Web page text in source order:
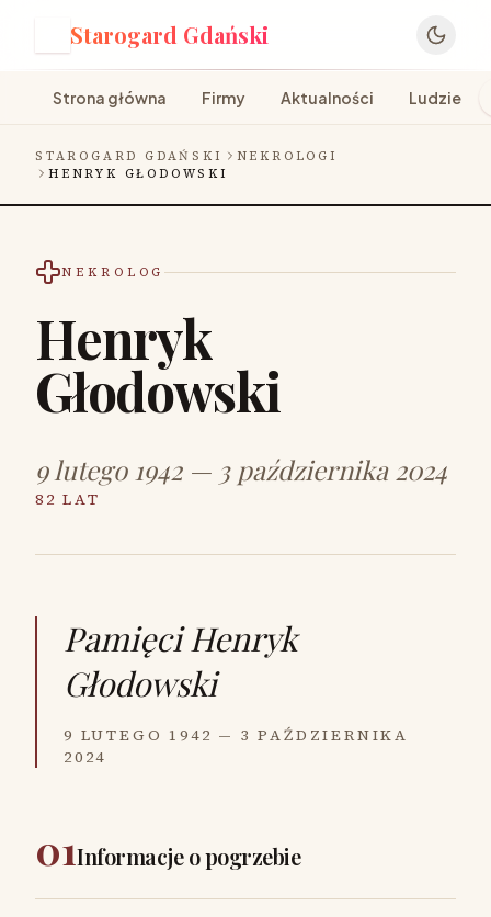
Starogard Gdański
Strona główna Firmy Aktualności Ludzie
STAROGARD GDAŃSKI
NEKROLOGI
HENRYK GŁODOWSKI
NEKROLOG
Henryk
Głodowski
9 lutego 1942 — 3 października 2024
82 LAT
Pamięci Henryk
Głodowski
9 LUTEGO 1942 — 3 PAŹDZIERNIKA
2024
01Informacje o pogrzebie